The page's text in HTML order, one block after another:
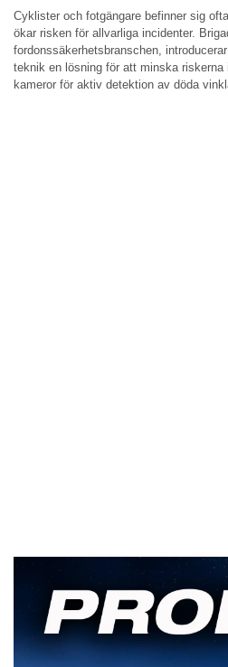
Cyklister och fotgängare befinner sig
ökar risken för allvarliga incidenter.
fordonssäkerhetsbranschen,
teknik en lösning för att minska riskerna
kameror för aktiv detektion av döda